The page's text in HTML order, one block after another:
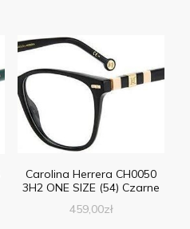
Carolina Herrera CH0050
3H2 ONE SIZE (54) Czarne
459,00zł